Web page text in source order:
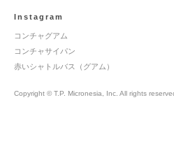
Instagram
コンチャグアム
コンチャサイパン
赤いシャトルバス（グアム）
Copyright © T.P. Micronesia, Inc. All rights